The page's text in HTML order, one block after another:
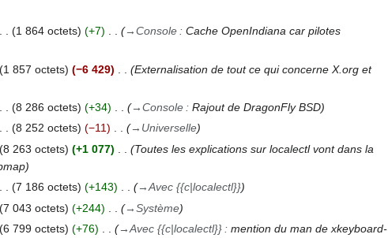
1 864 octets +7 →Console: Cache OpenIndiana car pilotes
1 857 octets −6 429
Externalisation de tout ce qui concerne X.org et
8 286 octets +34 →Console: Rajout de DragonFly BSD
8 252 octets −11 → Universelle
8 263 octets +1 077
Toutes les explications sur localectl vont dans la
7 186 octets +143 →Avec {{c|localectl}}
7 043 octets +244 →Système
6 799 octets +76 →Avec {{c|localectl}}: mention du man de xkeyboard-